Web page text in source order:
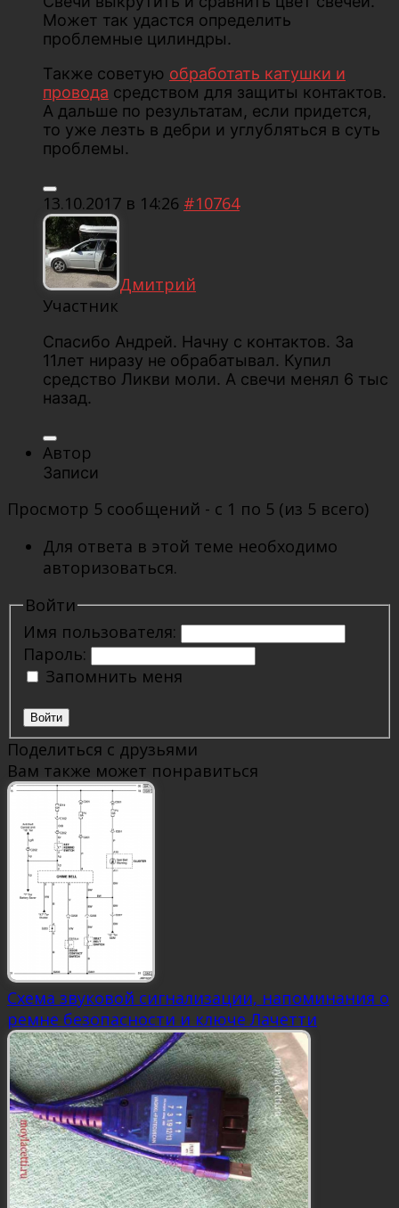
Может так удастся определить
проблемные цилиндры.
Также советую обработать катушки и
провода средством для защиты контактов.
А дальше по результатам, если придется,
то уже лезть в дебри и углубляться в суть
проблемы.
13.10.2017 в 14:26 #10764
Дмитрий
Участник
Спасибо Андрей. Начну с контактов. За
11лет ниразу не обрабатывал. Купил
средство Ликви моли. А свечи менял 6 тыс
назад.
Автор
Записи
Просмотр 5 сообщений - с 1 по 5 (из 5 всего)
Для ответа в этой теме необходимо
авторизоваться.
Войти
Имя пользователя:
Пароль:
Запомнить меня
Войти
Поделиться с друзьями
Вам также может понравиться
Схема звуковой сигнализации, напоминания о
ремне безопасности и ключе Лачетти